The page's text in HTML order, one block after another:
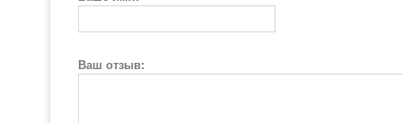
Ваш отзыв: